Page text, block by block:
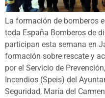
La formación de bomberos
toda España Bomberos de
participan esta semana en
formación sobre rescate y
por el Servicio de
Incendios (Speis) del
Seguridad, María del